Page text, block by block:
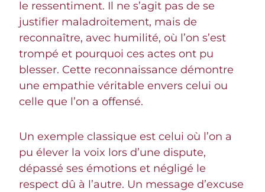
le ressentiment. Il ne s’agit pas de se
justifier maladroitement, mais de
reconnaître, avec humilité, où l’on s’est
trompé et pourquoi ces actes ont pu
blesser. Cette reconnaissance démontre
une empathie véritable envers celui ou
celle que l’on a offensé.
Un exemple classique est celui où l’on a
pu élever la voix lors d’une dispute,
dépassé ses émotions et négligé le
respect dû à l’autre. Un message d’excuse